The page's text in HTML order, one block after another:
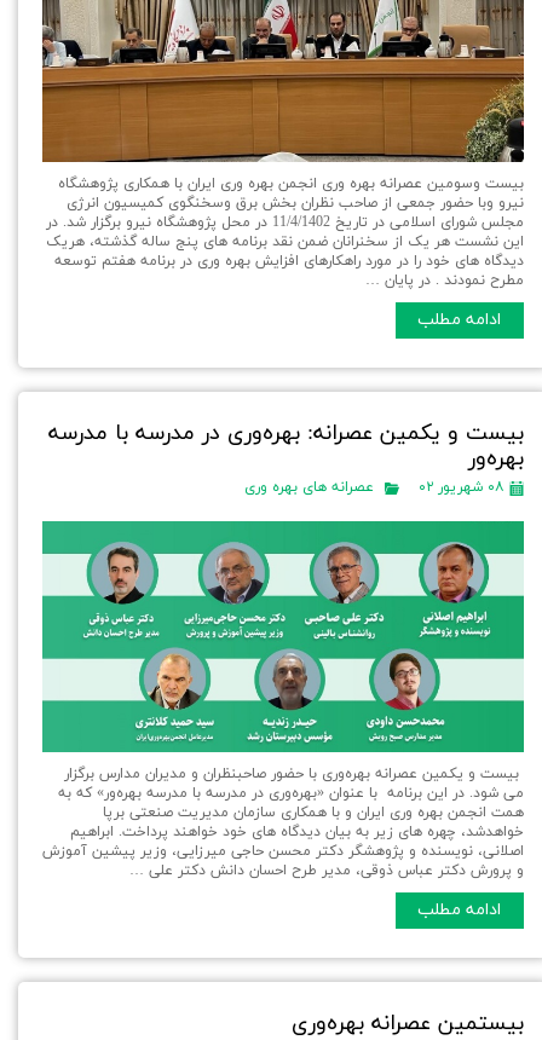
بیست وسومین عصرانه بهره وری انجمن بهره وری ایران با همکاری پژوهشگاه
نیرو وبا حضور جمعی از صاحب نظران بخش برق وسخنگوی کمیسیون انرژی
مجلس شورای اسلامی در تاریخ 11/4/1402 در محل پژوهشگاه نیرو برگزار شد. در
این نشست هر یک از سخنرانان ضمن نقد برنامه های پنج ساله گذشته، هریک
دیدگاه های خود را در مورد راهکارهای افزایش بهره وری در برنامه هفتم توسعه
مطرح نمودند . در پایان …
ادامه مطلب
بیست و یکمین عصرانه: بهره‌وری در مدرسه با مدرسه
بهره‌ور
۰۸ شهریور ۰۲ عصرانه های بهره وری
بیست و یکمین عصرانه بهره‌وری با حضور صاحبنظران و مدیران مدارس برگزار
می شود. در این برنامه با عنوان «بهره‌وری در مدرسه با مدرسه بهره‌ور» که به
همت انجمن بهره وری ایران و با همکاری سازمان مدیریت صنعتی برپا
خواهدشد، چهره های زیر به بیان دیدگاه های خود خواهند پرداخت. ابراهیم
اصلانی، نویسنده و پژوهشگر دکتر محسن حاجی میرزایی، وزیر پیشین آموزش
و پرورش دکتر عباس ذوقی، مدیر طرح احسان دانش دکتر علی …
ادامه مطلب
بیستمین عصرانه بهره‌وری